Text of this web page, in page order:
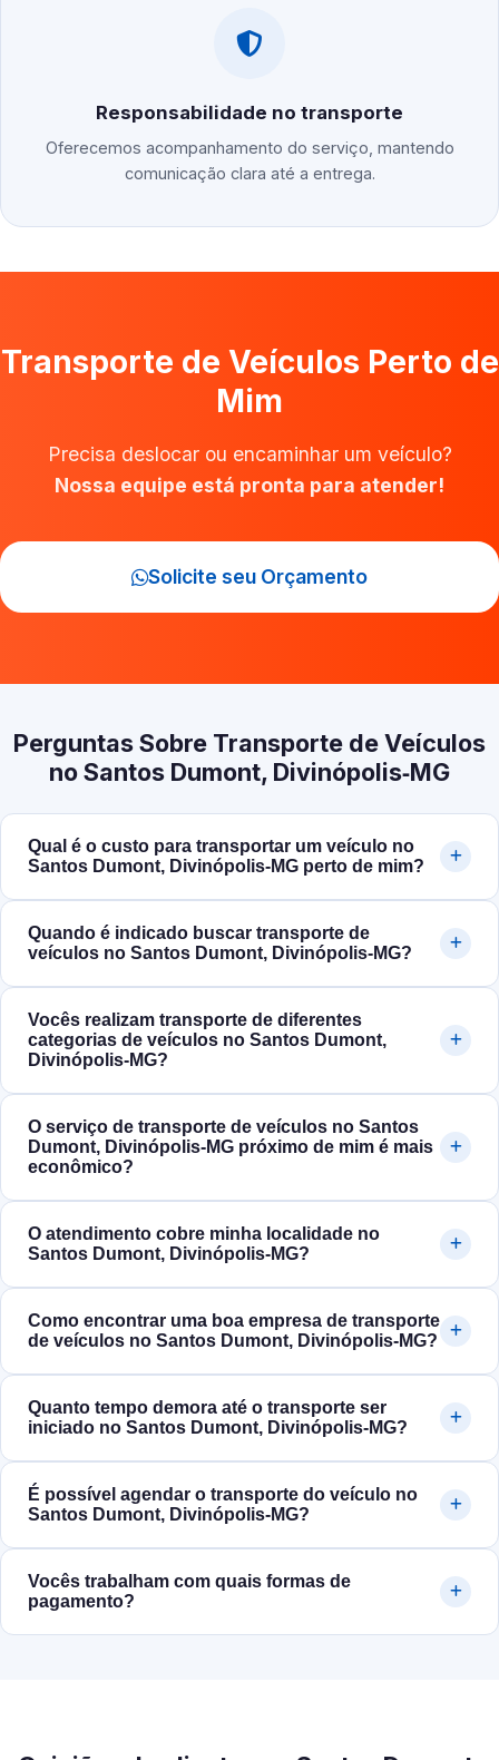
Responsabilidade no transporte
Oferecemos acompanhamento do serviço, mantendo
comunicação clara até a entrega.
Transporte de Veículos Perto de
Mim
Precisa deslocar ou encaminhar um veículo?
Nossa equipe está pronta para atender!
Solicite seu Orçamento
Perguntas Sobre Transporte de Veículos
no Santos Dumont, Divinópolis‑MG
Qual é o custo para transportar um veículo no
Santos Dumont, Divinópolis‑MG perto de mim?
Quando é indicado buscar transporte de
veículos no Santos Dumont, Divinópolis‑MG?
Vocês realizam transporte de diferentes
categorias de veículos no Santos Dumont,
Divinópolis‑MG?
O serviço de transporte de veículos no Santos
Dumont, Divinópolis‑MG próximo de mim é mais
econômico?
O atendimento cobre minha localidade no
Santos Dumont, Divinópolis‑MG?
Como encontrar uma boa empresa de transporte
de veículos no Santos Dumont, Divinópolis‑MG?
Quanto tempo demora até o transporte ser
iniciado no Santos Dumont, Divinópolis‑MG?
É possível agendar o transporte do veículo no
Santos Dumont, Divinópolis‑MG?
Vocês trabalham com quais formas de
pagamento?